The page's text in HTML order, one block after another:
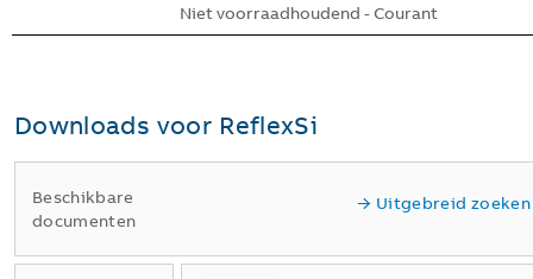
Niet voorraadhoudend - Courant
Downloads voor ReflexSi
Beschikbare
documenten
Uitgebreid zoeken